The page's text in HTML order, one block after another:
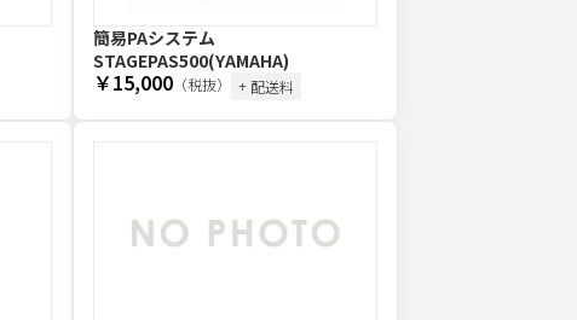
簡易PAシステム
STAGEPAS500(YAMAHA)
￥15,000（税抜） + 配送料